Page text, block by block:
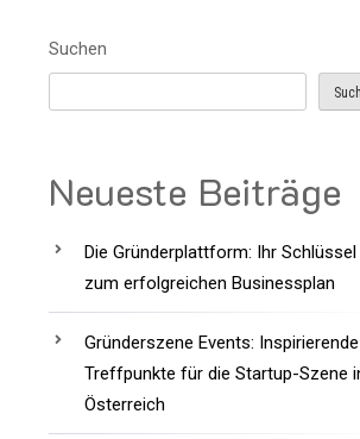
Suchen
Neueste Beiträge
Die Gründerplattform: Ihr Schlüssel
zum erfolgreichen Businessplan
Gründerszene Events: Inspirierende
Treffpunkte für die Startup-Szene
Österreich